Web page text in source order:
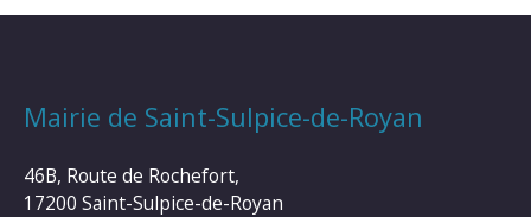
Mairie de Saint-Sulpice-de-Royan
46B, Route de Rochefort,
17200 Saint-Sulpice-de-Royan